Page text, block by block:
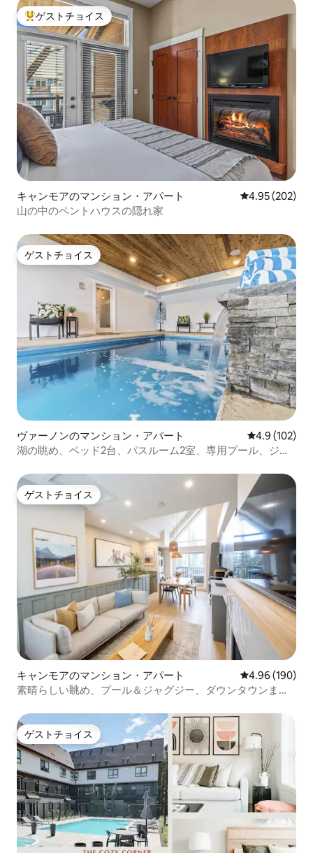
大好評のゲストチョイスです。
ゲストチョイス
キャンモアのマンション・アパート レビュー202
4.95 (202)
山の中のペントハウスの隠れ家
ゲストチョイス
ゲストチョイス
ヴァーノンのマンション・アパート レビュー102
4.9 (102)
湖の眺め、ベッド2台、バスルーム2室、専用プール、ジャ
ゲストチョイス
ゲストチョイス
キャンモアのマンション・アパート レビュー190
4.96 (190)
素晴らしい眺め、プール＆ジャグジー、ダウンタウンまで
ゲストチョイス
ゲストチョイス